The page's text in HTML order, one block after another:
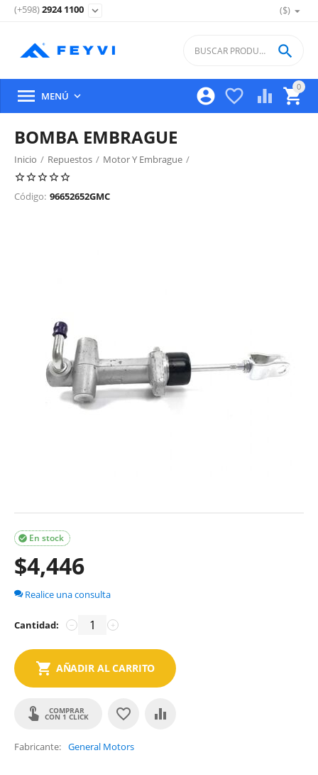
($)
(+598)2924 1100 expand_more
0

 


 MENÚ 
BOMBA EMBRAGUE
Inicio / Repuestos / Motor Y Embrague /
Embrague Y Componentes
Código: 96652652GMC
En stock

$4,446
Realice una consulta
Cantidad: +
−
AÑADIR AL CARRITO
COMPRAR
CON 1 CLICK
Fabricante General Motors